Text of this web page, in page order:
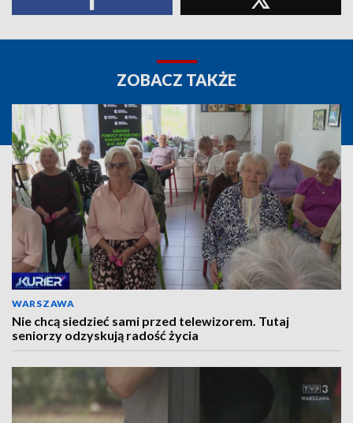
ZOBACZ TAKŻE
WARSZAWA
Nie chcą siedzieć sami przed telewizorem. Tutaj
seniorzy odzyskują radość życia